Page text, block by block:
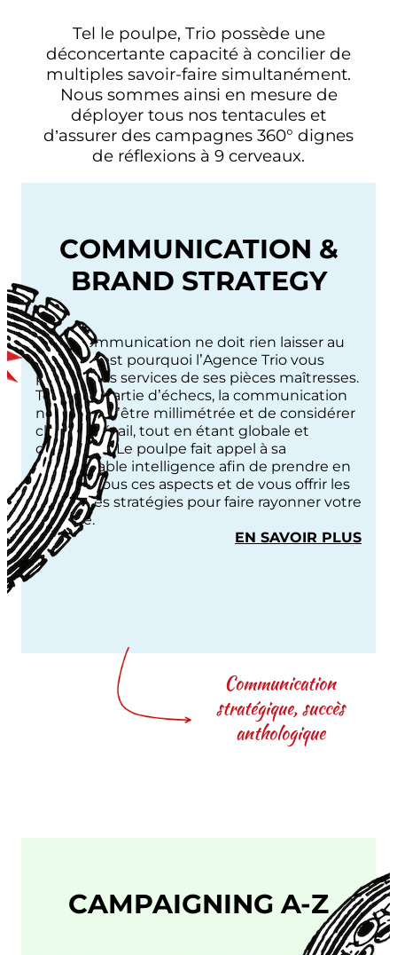
Tel le poulpe, Trio possède une
déconcertante capacité à concilier de
multiples savoir-faire simultanément.
Nous sommes ainsi en mesure de
déployer tous nos tentacules et
d’assurer des campagnes 360° dignes
de réflexions à 9 cerveaux.
COMMUNICATION &
BRAND STRATEGY
Votre communication ne doit rien laisser au
hasard, c’est pourquoi l’Agence Trio vous
propose les services de ses pièces maîtresses.
Telle une partie d’échecs, la communication
nécessite d’être millimétrée et de considérer
chaque détail, tout en étant globale et
cohérente. Le poulpe fait appel à sa
remarquable intelligence afin de prendre en
compte tous ces aspects et de vous offrir les
meilleures stratégies pour faire rayonner votre
identité.
EN SAVOIR PLUS:
Communication
stratégique, succès
anthologique
CAMPAIGNING A-Z